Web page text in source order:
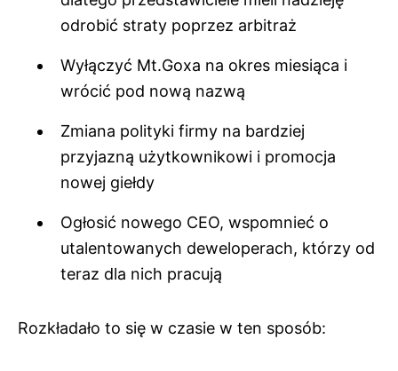
odrobić straty poprzez arbitraż
Wyłączyć Mt.Goxa na okres miesiąca i
wrócić pod nową nazwą
Zmiana polityki firmy na bardziej
przyjazną użytkownikowi i promocja
nowej giełdy
Ogłosić nowego CEO, wspomnieć o
utalentowanych deweloperach, którzy od
teraz dla nich pracują
Rozkładało to się w czasie w ten sposób: